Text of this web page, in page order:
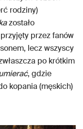
rodziny)
zostało
przez fanów
lecz wszyscy
po krótkim
, gdzie
kopania (męskich)